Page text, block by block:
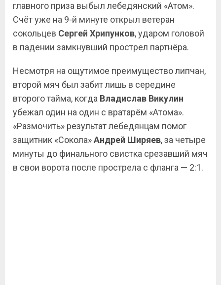
главного приза выбыл лебедянский «Атом».
Счёт уже на 9-й минуте открыл ветеран
сокольцев Сергей Хрипунков, ударом головой
в падении замкнувший прострел партнёра.
Несмотря на ощутимое преимущество липчан,
второй мяч был забит лишь в середине
второго тайма, когда Владислав Викулин
убежал один на один с вратарём «Атома».
«Размочить» результат лебедянцам помог
защитник «Сокола»Андрей Ширяев, за четыре
минуты до финального свистка срезавший мяч
в свои ворота после прострела с фланга — 2:1.